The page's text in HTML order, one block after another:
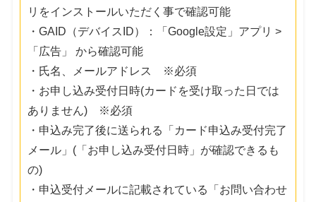
リをインストールいただく事で確認可能
・GAID（デバイスID）：「Google設定」アプリ >
「広告」 から確認可能
・氏名、メールアドレス ※必須
・お申し込み受付日時(カードを受け取った日では
ありません) ※必須
・申込み完了後に送られる「カード申込み受付完了
メール」(「お申し込み受付日時」が確認できるも
の)
・申込受付メールに記載されている「お問い合わせ